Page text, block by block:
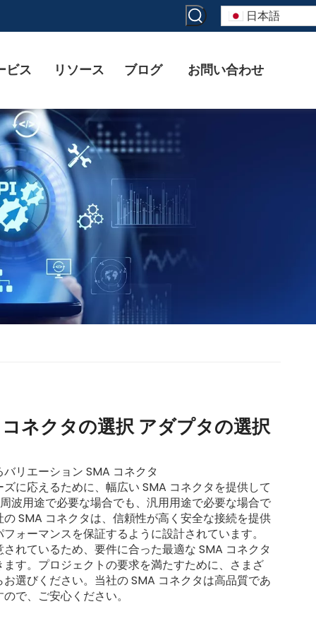
日本語
ビス リソース ブログ お問い合わせ
ネクタの選択 アダプタの選択
リエーション SMA コネクタ
に応えるために、幅広い SMA コネクタを提供して
波用途で必要な場合でも、汎用用途で必要な場合で
SMA コネクタは、信頼性が高く安全な接続を提供
ォーマンスを保証するように設計されています。
れているため、要件に合った最適な SMA コネクタ
す。プロジェクトの要求を満たすために、さまざ
選びください。当社の SMA コネクタは高品質であ
で、ご安心ください。